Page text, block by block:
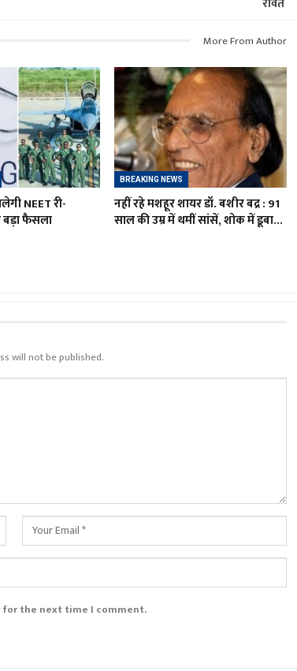
More From Author
NEET री-
बड़ा फैसला
BREAKING NEWS
नहीं रहे मशहूर शायर डॉ. बशीर बद्र : 91
साल की उम्र में थमीं सांसें, शोक में डूबा…
will not be published.
for the next time I comment.